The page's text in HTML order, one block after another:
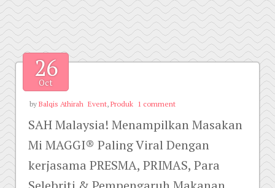
26
Oct
by Balqis Athirah Event, Produk 1 comment
SAH Malaysia! Menampilkan Masakan
Mi MAGGI® Paling Viral Dengan
kerjasama PRESMA, PRIMAS, Para